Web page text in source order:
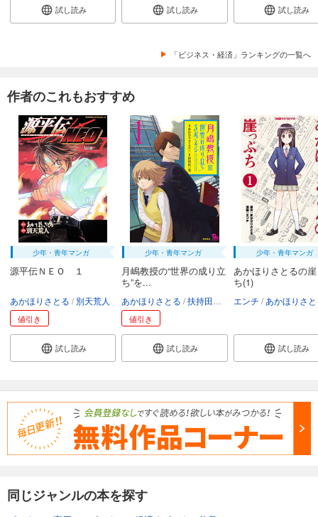
試し読み 試し読み 試し読み
「ビジネス・経済」ランキングの一覧へ
作者のこれもおすすめ
少年・青年マンガ
源平伝ＮＥＯ １
あかほりさとる 別天荒人
値引き
試し読み
少年・青年マンガ
月嶋教授の“世界の成り立
ち”を...
あかほりさとる 扶持田一寛
値引き
試し読み
少年・青年マンガ
あかほりさとるの
ち(1)
エンチ あかほりさ
試し読み
同じジャンルの本を探す